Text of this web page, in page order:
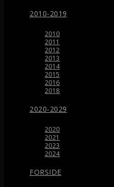
2010-2019
2010
2011
2012
2013
2014
2015
2016
2018
2020-2029
2020
2021
2023
2024
FORSIDE